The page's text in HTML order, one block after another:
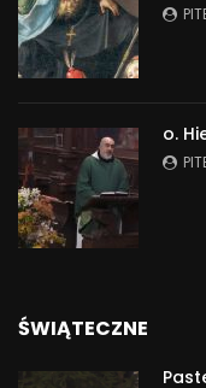
o.
ŚWIĄTECZNE